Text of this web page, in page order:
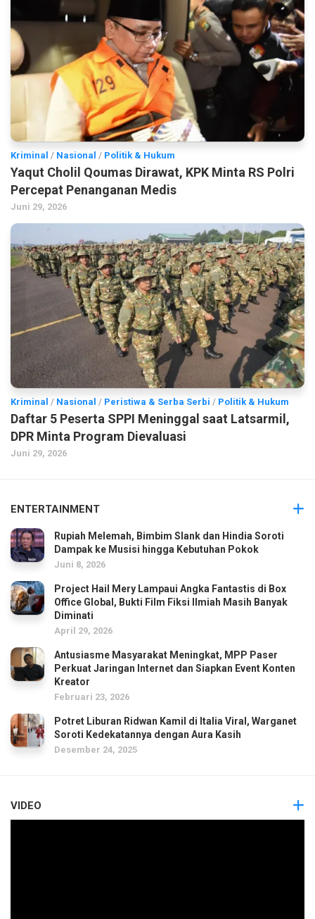
Kriminal / Nasional / Politik & Hukum
Yaqut Cholil Qoumas Dirawat, KPK Minta RS Polri
Percepat Penanganan Medis
Juni 29, 2026
Kriminal / Nasional / Peristiwa & Serba Serbi / Politik & Hukum
Daftar 5 Peserta SPPI Meninggal saat Latsarmil,
DPR Minta Program Dievaluasi
Juni 29, 2026
ENTERTAINMENT
Rupiah Melemah, Bimbim Slank dan Hindia Soroti
Dampak ke Musisi hingga Kebutuhan Pokok
Juni 8, 2026
Project Hail Mery Lampaui Angka Fantastis di Box
Office Global, Bukti Film Fiksi Ilmiah Masih Banyak
Diminati
April 29, 2026
Antusiasme Masyarakat Meningkat, MPP Paser
Perkuat Jaringan Internet dan Siapkan Event Konten
Kreator
Februari 23, 2026
Potret Liburan Ridwan Kamil di Italia Viral, Warganet
Soroti Kedekatannya dengan Aura Kasih
Desember 24, 2025
VIDEO